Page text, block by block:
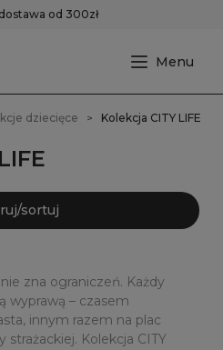
od 300zł
dziecięce Kolekcja CITY LIFE
sortuj
zna ograniczeń. Każdy
wyprawą – czasem
innym razem na plac
Kolekcja CITY